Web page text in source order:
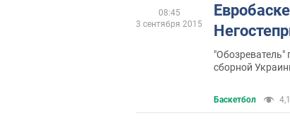
"Обозреватель"
сборной
Баскетбол
08:45
3 сентября 2015